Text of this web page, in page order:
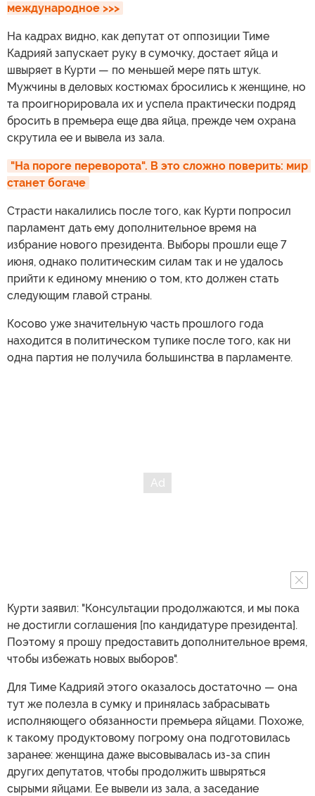
международное >>>
На кадрах видно, как депутат от оппозиции Тиме
Кадрияй запускает руку в сумочку, достает яйца и
швыряет в Курти — по меньшей мере пять штук.
Мужчины в деловых костюмах бросились к женщине, но
та проигнорировала их и успела практически подряд
бросить в премьера еще два яйца, прежде чем охрана
скрутила ее и вывела из зала.
"На пороге переворота". В это сложно поверить: мир
станет богаче
Страсти накалились после того, как Курти попросил
парламент дать ему дополнительное время на
избрание нового президента. Выборы прошли еще 7
июня, однако политическим силам так и не удалось
прийти к единому мнению о том, кто должен стать
следующим главой страны.
Косово уже значительную часть прошлого года
находится в политическом тупике после того, как ни
одна партия не получила большинства в парламенте.
Курти заявил: "Консультации продолжаются, и мы пока
не достигли соглашения [по кандидатуре президента].
Поэтому я прошу предоставить дополнительное время,
чтобы избежать новых выборов".
Для Тиме Кадрияй этого оказалось достаточно — она
тут же полезла в сумку и принялась забрасывать
исполняющего обязанности премьера яйцами. Похоже,
к такому продуктовому погрому она подготовилась
заранее: женщина даже высовывалась из-за спин
других депутатов, чтобы продолжить швыряться
сырыми яйцами. Ее вывели из зала, а заседание